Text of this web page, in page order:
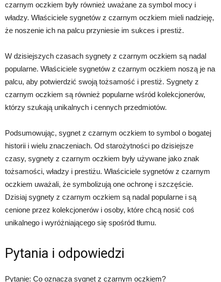
czarnym oczkiem były również uważane za symbol mocy i
władzy. Właściciele sygnetów z czarnym oczkiem mieli nadzieję,
że noszenie ich na palcu przyniesie im sukces i prestiż.
W dzisiejszych czasach sygnety z czarnym oczkiem są nadal
popularne. Właściciele sygnetów z czarnym oczkiem noszą je na
palcu, aby potwierdzić swoją tożsamość i prestiż. Sygnety z
czarnym oczkiem są również popularne wśród kolekcjonerów,
którzy szukają unikalnych i cennych przedmiotów.
Podsumowując, sygnet z czarnym oczkiem to symbol o bogatej
historii i wielu znaczeniach. Od starożytności po dzisiejsze
czasy, sygnety z czarnym oczkiem były używane jako znak
tożsamości, władzy i prestiżu. Właściciele sygnetów z czarnym
oczkiem uważali, że symbolizują one ochronę i szczęście.
Dzisiaj sygnety z czarnym oczkiem są nadal popularne i są
cenione przez kolekcjonerów i osoby, które chcą nosić coś
unikalnego i wyróżniającego się spośród tłumu.
Pytania i odpowiedzi
Pytanie: Co oznacza sygnet z czarnym oczkiem?